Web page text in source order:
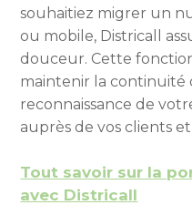
souhaitiez migrer un
ou mobile, Districall
douceur. Cette
maintenir la continuité
reconnaissance de
auprès de vos clients
Tout savoir sur la
avec Districall